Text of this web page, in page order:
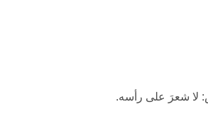
لا شعرَ على رأسه.